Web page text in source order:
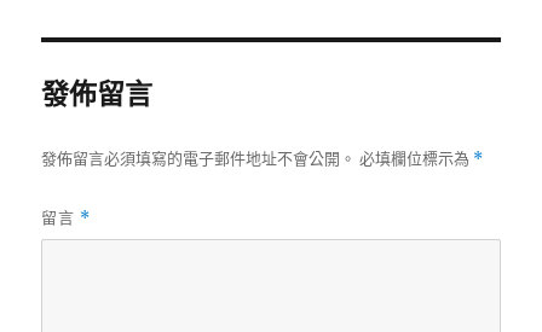
發佈留言
發佈留言必須填寫的電子郵件地址不會公開。 必填欄位標示為 *
留言 *